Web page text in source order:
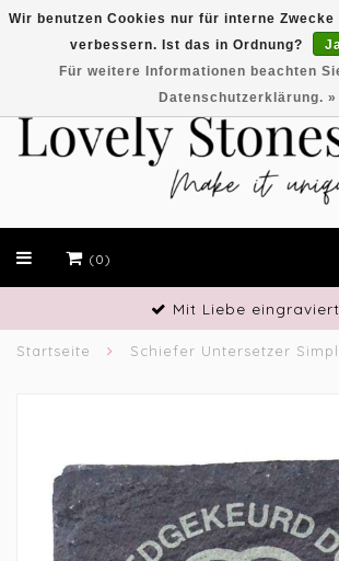
(0)
Mit Liebe eingraviert
Startseite Schiefer Untersetzer
Wir benutzen Cookies nur für interne Zwecke
verbessern. Ist das in Ordnung?
Für weitere Informationen beachten
Datenschutzerklärung. »